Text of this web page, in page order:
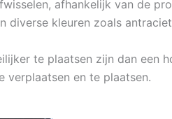
afhankelijk van de
kleuren zoals
te plaatsen zijn dan een
verplaatsen en te plaatsen.